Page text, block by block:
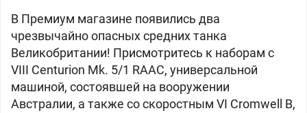
В Премиум магазине появились два
чрезвычайно опасных средних танка
Великобритании! Присмотритесь к наборам с
VIII Centurion Mk. 5/1 RAAC, универсальной
машиной, состоявшей на вооружении
Австралии, а также со скоростным VI Cromwell B,